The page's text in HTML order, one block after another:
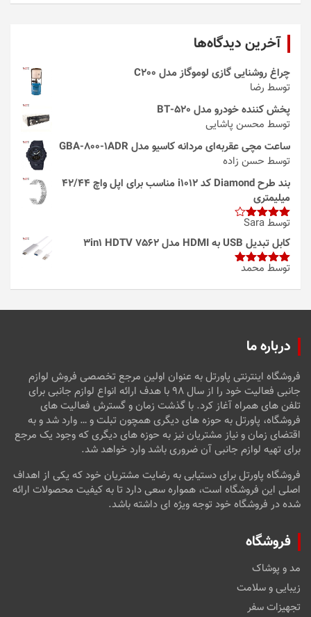
آخرین دیدگاه‌ها
چراغ روشنایی گازی لوموگاز مدل C200
توسط رضا
پخش کننده خودرو مدل 520-BT
توسط محسن پاشایی
ساعت مچی عقربه‌ای مردانه کاسیو مدل GBA-800-1ADR
توسط حسن زاده
بند طرح Diamond کد i1012 مناسب برای اپل واچ 42/44
میلیمتری
امتیاز4
از 5
توسط Sara
کابل تبدیل USB به HDMI مدل 3in1 HDTV 7562
امتیاز5از
توسط محمد
درباره ما
فروشگاه اینترنتی پاورتل به عنوان اولین مرجع تخصصی فروش لوازم
جانبی فعالیت خود را از سال ۹۸ با هدف ارائه انواع لوازم جانبی برای
تلفن های همراه آغاز کرد. با گذشت زمان و گسترش فعالیت های
فروشگاه، پاورتل به حوزه های دیگری همچون تبلت و … وارد شد و به
اقتضای زمان و نیاز مشتریان نیز به حوزه های دیگری که وجود یک مرجع
برای تهیه لوازم جانبی آن ضروری باشد وارد خواهد شد.
فروشگاه پاورتل برای دستیابی به رضایت مشتریان خود که یکی از اهداف
اصلی این فروشگاه است، همواره سعی دارد تا به کیفیت محصولات ارائه
شده در فروشگاه خود توجه ویژه ای داشته باشد.
فروشگاه
مد و پوشاک
زیبایی و سلامت
تجهیزات سفر